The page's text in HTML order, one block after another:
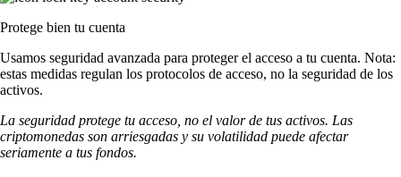
Protege bien tu cuenta
Usamos seguridad avanzada para proteger el acceso a tu cuenta. Nota:
estas medidas regulan los protocolos de acceso, no la seguridad de los
activos.
La seguridad protege tu acceso, no el valor de tus activos. Las
criptomonedas son arriesgadas y su volatilidad puede afectar
seriamente a tus fondos.